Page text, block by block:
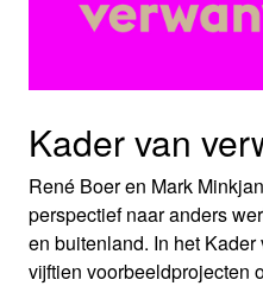
Kader van
René Boer en Mark
perspectief naar anders
en buitenland. In het
vijftien voorbeeldprojecten